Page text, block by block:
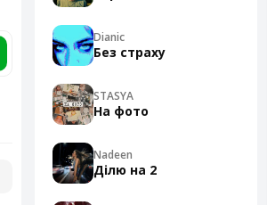
Dianic
Без страху
STASYA
На фото
Nadeen
Ділю на 2